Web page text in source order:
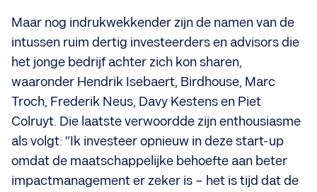
Maar nog indrukwekkender zijn de namen van de
intussen ruim dertig investeerders en advisors die
het jonge bedrijf achter zich kon sharen,
waaronder Hendrik Isebaert, Birdhouse, Marc
Troch, Frederik Neus, Davy Kestens en Piet
Colruyt. Die laatste verwoordde zijn enthousiasme
als volgt: “Ik investeer opnieuw in deze start-up
omdat de maatschappelijke behoefte aan beter
impactmanagement er zeker is – het is tijd dat de